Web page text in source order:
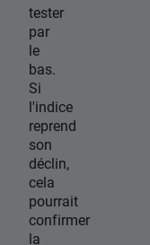
tester
par
le
bas.
Si
l'indice
reprend
son
déclin,
cela
pourrait
confirmer
la